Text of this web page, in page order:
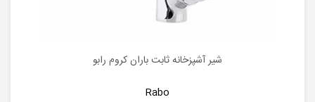
شیر آشپزخانه ثابت باران کروم رابو
Rabo